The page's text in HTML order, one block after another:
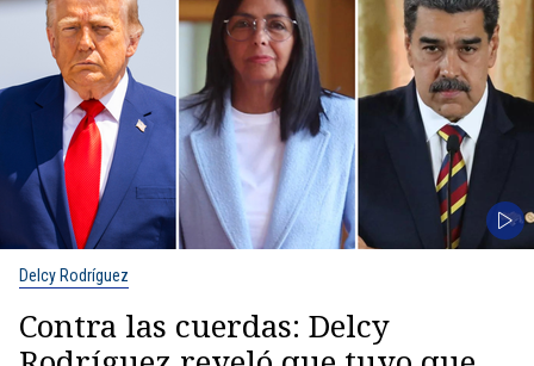
Delcy Rodríguez
Contra las cuerdas: Delcy